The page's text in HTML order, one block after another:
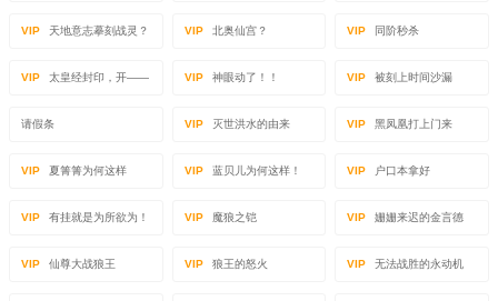
VIP 天地意志摹刻战灵？ VIP 北奥仙宫？ VIP 同阶秒杀
VIP 太皇经封印，开—— VIP 神眼动了！！ VIP 被刻上时间沙漏
请假条 VIP 灭世洪水的由来 VIP 黑凤凰打上门来
VIP 夏箐箐为何这样 VIP 蓝贝儿为何这样！ VIP 户口本拿好
VIP 有挂就是为所欲为！ VIP 魔狼之铠 VIP 姗姗来迟的金言德
VIP 仙尊大战狼王 VIP 狼王的怒火 VIP 无法战胜的永动机